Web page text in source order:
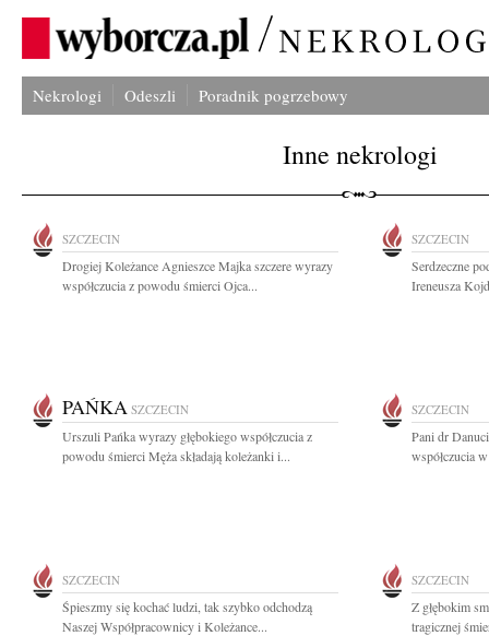
Nekrologi Odeszli Poradnik pogrzebowy
Inne nekrologi
SZCZECIN
Drogiej Koleżance Agnieszce Majka szczere wyrazy
współczucia z powodu śmierci Ojca...
SZCZECIN
Serdzeczne
Ireneusza
PAŃKA SZCZECIN
Urszuli Pańka wyrazy głębokiego współczucia z
powodu śmierci Męża składają koleżanki i...
SZCZECIN
Pani dr
współczucia
SZCZECIN
Śpieszmy się kochać ludzi, tak szybko odchodzą
Naszej Współpracownicy i Koleżance...
SZCZECIN
Z głębokim
tragicznej